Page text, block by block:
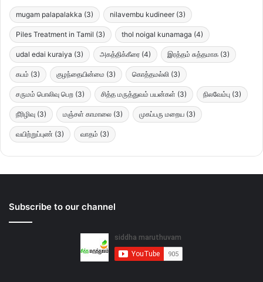
mugam palapalakka (3) nilavembu kudineer (3)
Piles Treatment in Tamil (3) thol noigal kunamaga (4)
udal edai kuraiya (3) அகத்திக்கீரை (4) இரத்தம் சுத்தமாக (3)
கபம் (3) குழந்தையின்மை (3) கொத்தமல்லி (3)
சருமம் பொலிவு பெற (3) சித்த மருத்துவம் பயன்கள் (3) நிலவேம்பு (3)
நீரிழிவு (3) மஞ்சள் காமாலை (3) முகப்பரு மறைய (3)
வயிற்றுப்புண் (3) வாதம் (3)
Subscribe to our channel